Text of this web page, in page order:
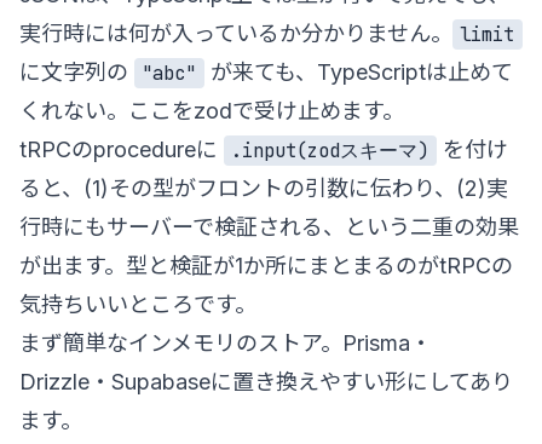
実行時には何が入っているか分かりません。
limit
に文字列の
"abc"
が来ても、TypeScriptは止めて
くれない。ここをzodで受け止めます。
tRPCのprocedureに
.input(zodスキーマ)
を付け
ると、(1)その型がフロントの引数に伝わり、(2)実
行時にもサーバーで検証される、という二重の効果
が出ます。型と検証が1か所にまとまるのがtRPCの
気持ちいいところです。
まず簡単なインメモリのストア。Prisma・
Drizzle・Supabaseに置き換えやすい形にしてあり
ます。